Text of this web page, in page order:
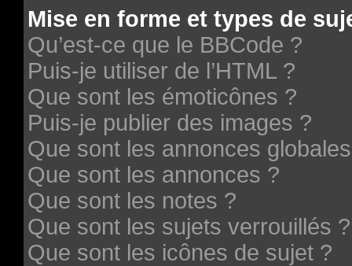
Mise en forme et types de
Qu’est-ce que le BBCode ?
Puis-je utiliser de l’HTML ?
Que sont les émoticônes ?
Puis-je publier des images ?
Que sont les annonces
Que sont les annonces ?
Que sont les notes ?
Que sont les sujets verrouillés ?
Que sont les icônes de sujet ?